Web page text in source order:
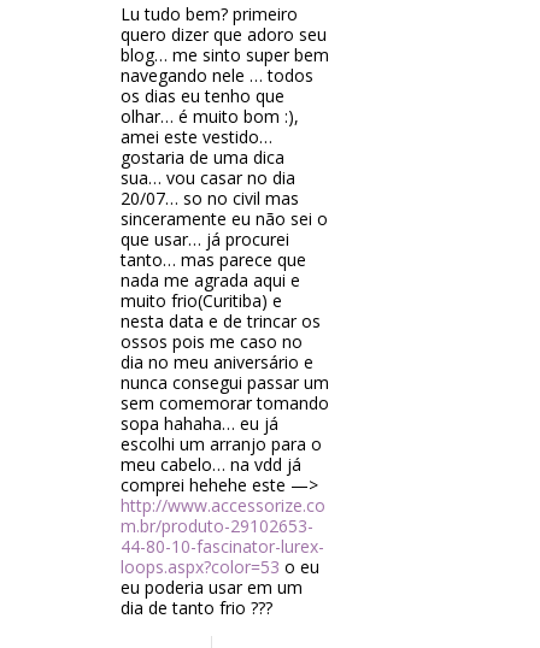
Lu tudo bem? primeiro
quero dizer que adoro seu
blog… me sinto super bem
navegando nele … todos
os dias eu tenho que
olhar… é muito bom :),
amei este vestido…
gostaria de uma dica
sua… vou casar no dia
20/07… so no civil mas
sinceramente eu não sei o
que usar… já procurei
tanto… mas parece que
nada me agrada aqui e
muito frio(Curitiba) e
nesta data e de trincar os
ossos pois me caso no
dia no meu aniversário e
nunca consegui passar um
sem comemorar tomando
sopa hahaha… eu já
escolhi um arranjo para o
meu cabelo… na vdd já
comprei hehehe este —>
http://www.accessorize.co
m.br/produto-29102653-
44-80-10-fascinator-lurex-
loops.aspx?color=53 o eu
eu poderia usar em um
dia de tanto frio ???